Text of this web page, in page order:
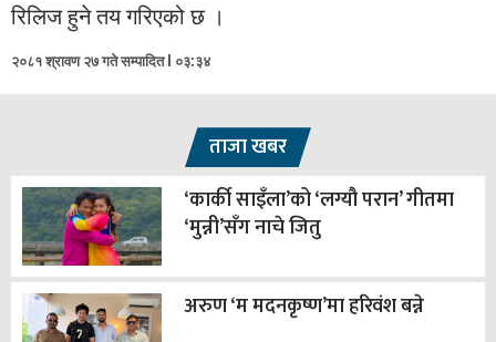
रिलिज हुने तय गरिएको छ ।
२०८१ श्रावण २७ गते सम्पादित l ०३:३४
ताजा खबर
‘कार्की साइँला’को ‘लग्यौ परान’ गीतमा
‘मुन्नी’सँग नाचे जितु
अरुण ‘म मदनकृष्ण’मा हरिवंश बन्ने